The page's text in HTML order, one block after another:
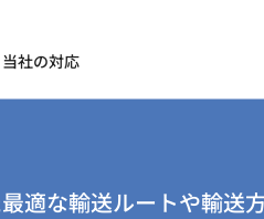
社の対応
適な輸送ルートや輸送